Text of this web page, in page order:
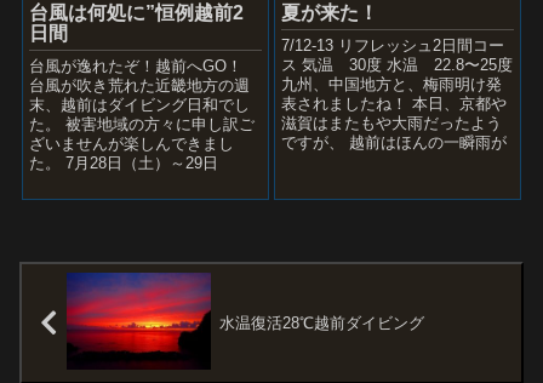
台風は何処に”恒例越前2
日間
台風が逸れたぞ！越前へGO！
台風が吹き荒れた近畿地方の週
末、越前はダイビング日和でし
た。 被害地域の方々に申し訳ご
ざいませんが楽しんできまし
た。 7月28日（土）～29日
12号 西寄りの異例の...
夏が来た！
7/12-13 リフレッシュ2日間コー
ス 気温 30度 水温 22.8〜25度
九州、中国地方と、梅雨明け発
表されましたね！ 本日、京都や
滋賀はまたもや大雨だったよう
ですが、 越前はほんの一瞬雨が
水温復活28℃越前ダイビング